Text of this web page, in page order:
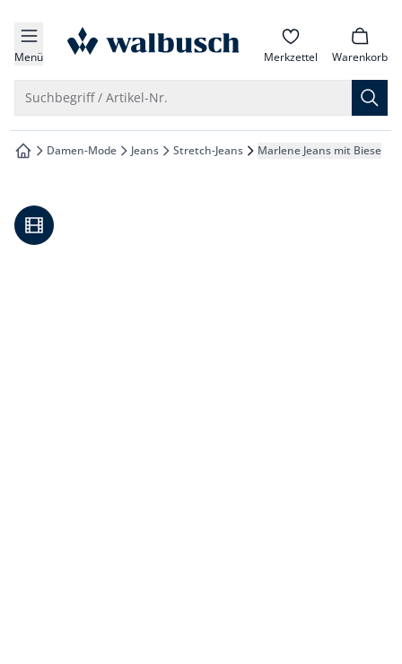
springen
springen
springen
springen
Menü zur Startseite Merkzettel Warenkorb
Suchbegriff / Artikel-Nr.
zur Startseite
Damen-Mode Jeans Stretch-Jeans Marlene Jeans mit Biese
Video